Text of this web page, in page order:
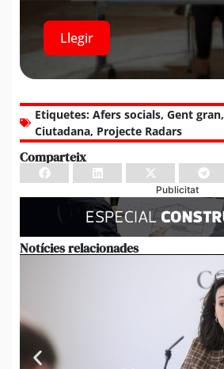
Llegir
Etiquetes: Afers socials, Gent gran,
Ciutadana, Projecte Radars
Comparteix
Publicitat
Notícies relacionades